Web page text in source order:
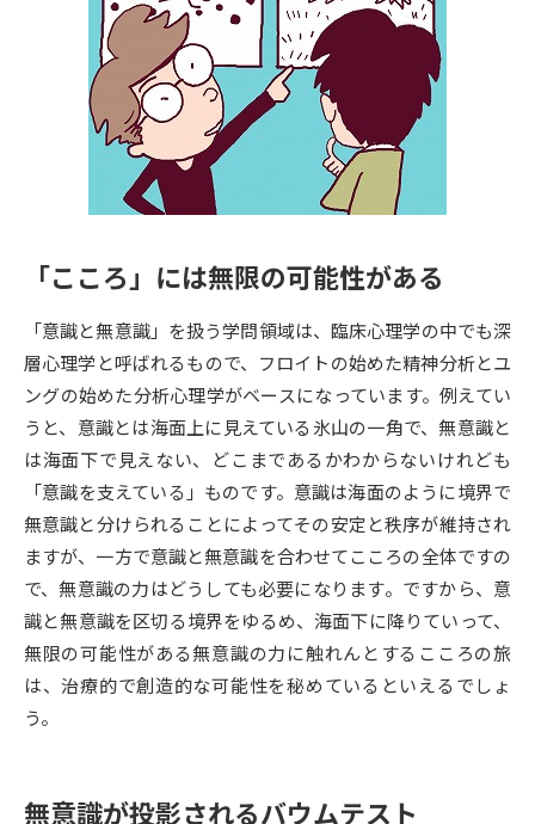
専門学校の資料請求 大学院の資料請求
留学・進学関連、塾・予備校
大学入学共通テスト「受験案
内」の請求
大学入学共通テスト「受験上の
配慮案内」の請求
高等学校卒業程度認定試験
高等学校（情報）教員資格認定
大学研究 大学検索
大学で学べる内容や特徴を調べる
新増設大学・学部・学科特集
国際・グローバルに強い大学特
集
データサイエンス特集 奨学金・特待生制度特集
デジタルパンフレット 進路の３択
新学年スタート号特集ページ
SELFBRAND特集ページ
「こころ」には無限の可能性がある
「意識と無意識」を扱う学問領域は、臨床心理学の中でも深
層心理学と呼ばれるもので、フロイトの始めた精神分析とユ
ングの始めた分析心理学がベースになっています。例えてい
うと、意識とは海面上に見えている氷山の一角で、無意識と
は海面下で見えない、どこまであるかわからないけれども
「意識を支えている」ものです。意識は海面のように境界で
無意識と分けられることによってその安定と秩序が維持され
ますが、一方で意識と無意識を合わせてこころの全体ですの
で、無意識の力はどうしても必要になります。ですから、意
識と無意識を区切る境界をゆるめ、海面下に降りていって、
無限の可能性がある無意識の力に触れんとするこころの旅
は、治療的で創造的な可能性を秘めているといえるでしょ
う。
無意識が投影されるバウムテスト